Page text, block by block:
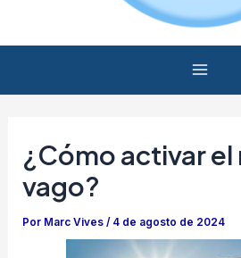
¿Cómo activar el
vago?
Por Marc Vives/ 4 de agosto de 2024